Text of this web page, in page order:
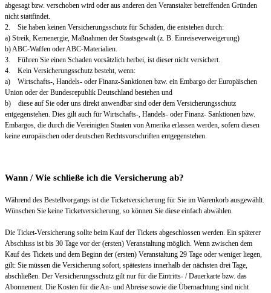
abgesagt bzw. verschoben wird oder aus anderen den Veranstalter betreffenden Gründen
nicht stattfindet.
2. Sie haben keinen Versicherungsschutz für Schäden, die entstehen durch:
a) Streik, Kernenergie, Maßnahmen der Staatsgewalt (z. B. Einreiseverweigerung)
b) ABC-Waffen oder ABC-Materialien.
3. Führen Sie einen Schaden vorsätzlich herbei, ist dieser nicht versichert.
4. Kein Versicherungsschutz besteht, wenn:
a) Wirtschafts-, Handels- oder Finanz-Sanktionen bzw. ein Embargo der Europäischen
Union oder der Bundesrepublik Deutschland bestehen und
b) diese auf Sie oder uns direkt anwendbar sind oder dem Versicherungsschutz
entgegenstehen. Dies gilt auch für Wirtschafts-, Handels- oder Finanz- Sanktionen bzw.
Embargos, die durch die Vereinigten Staaten von Amerika erlassen werden, sofern diesen
keine europäischen oder deutschen Rechtsvorschriften entgegenstehen.
Wann / Wie schließe ich die Versicherung ab?
Während des Bestellvorgangs ist die Ticketversicherung für Sie im Warenkorb ausgewählt.
Wünschen Sie keine Ticketversicherung, so können Sie diese einfach abwählen.
Die Ticket-Versicherung sollte beim Kauf der Tickets abgeschlossen werden. Ein späterer
Abschluss ist bis 30 Tage vor der (ersten) Veranstaltung möglich. Wenn zwischen dem
Kauf des Tickets und dem Beginn der (ersten) Veranstaltung 29 Tage oder weniger liegen,
gilt: Sie müssen die Versicherung sofort, spätestens innerhalb der nächsten drei Tage,
abschließen. Der Versicherungsschutz gilt nur für die Eintritts- / Dauerkarte bzw. das
Abonnement. Die Kosten für die An- und Abreise sowie die Übernachtung sind nicht